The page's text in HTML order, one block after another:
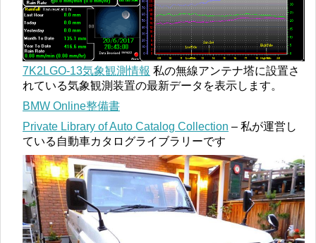
7K2LGO-13気象観測情報 私の無線アンテナ塔に設置さ
れている気象観測装置の最新データを表示します。
BMW Online整備書
Private Library of Auto Catalog Collection – 私が運営し
ている自動車カタログライブラリーです